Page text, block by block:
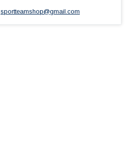
sportteamshop@gmail.com